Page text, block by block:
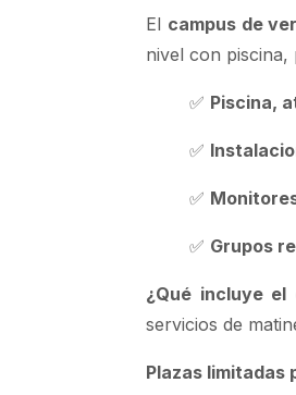
El campus de
nivel con piscina,
✅ Piscina,
✅
✅
✅ Grupos
¿Qué incluye el
servicios de
Plazas limitadas